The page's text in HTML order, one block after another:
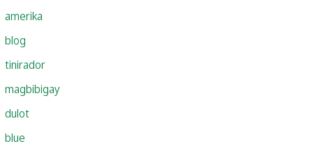
amerika
blog
tinirador
magbibigay
dulot
blue